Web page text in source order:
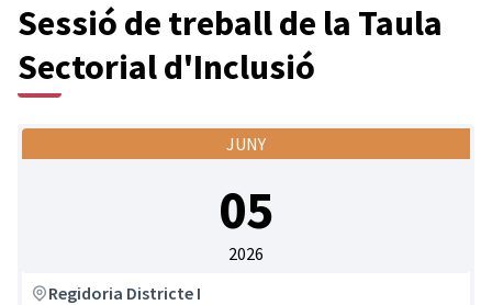
Sessió de treball de la Taula
Sectorial d'Inclusió
JUNY
05
2026
Regidoria Districte I